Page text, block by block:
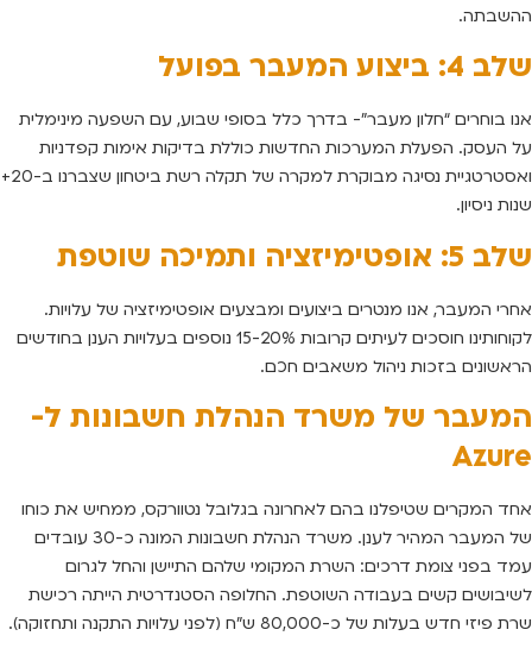
ההשבתה.
שלב 4: ביצוע המעבר בפועל
אנו בוחרים “חלון מעבר”- בדרך כלל בסופי שבוע, עם השפעה מינימלית
על העסק. הפעלת המערכות החדשות כוללת בדיקות אימות קפדניות
ואסטרטגיית נסיגה מבוקרת למקרה של תקלה רשת ביטחון שצברנו ב-20+
שנות ניסיון.
שלב 5: אופטימיזציה ותמיכה שוטפת
אחרי המעבר, אנו מנטרים ביצועים ומבצעים אופטימיזציה של עלויות.
לקוחותינו חוסכים לעיתים קרובות 15-20% נוספים בעלויות הענן בחודשים
הראשונים בזכות ניהול משאבים חכם.
המעבר של משרד הנהלת חשבונות ל-
Azure
אחד המקרים שטיפלנו בהם לאחרונה בגלובל נטוורקס, ממחיש את כוחו
של המעבר המהיר לענן. משרד הנהלת חשבונות המונה כ-30 עובדים
עמד בפני צומת דרכים: השרת המקומי שלהם התיישן והחל לגרום
לשיבושים קשים בעבודה השוטפת. החלופה הסטנדרטית הייתה רכישת
שרת פיזי חדש בעלות של כ-80,000 ש”ח (לפני עלויות התקנה ותחזוקה).